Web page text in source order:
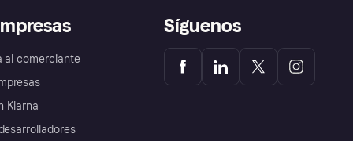
al comerciante
Klarna
Síguenos